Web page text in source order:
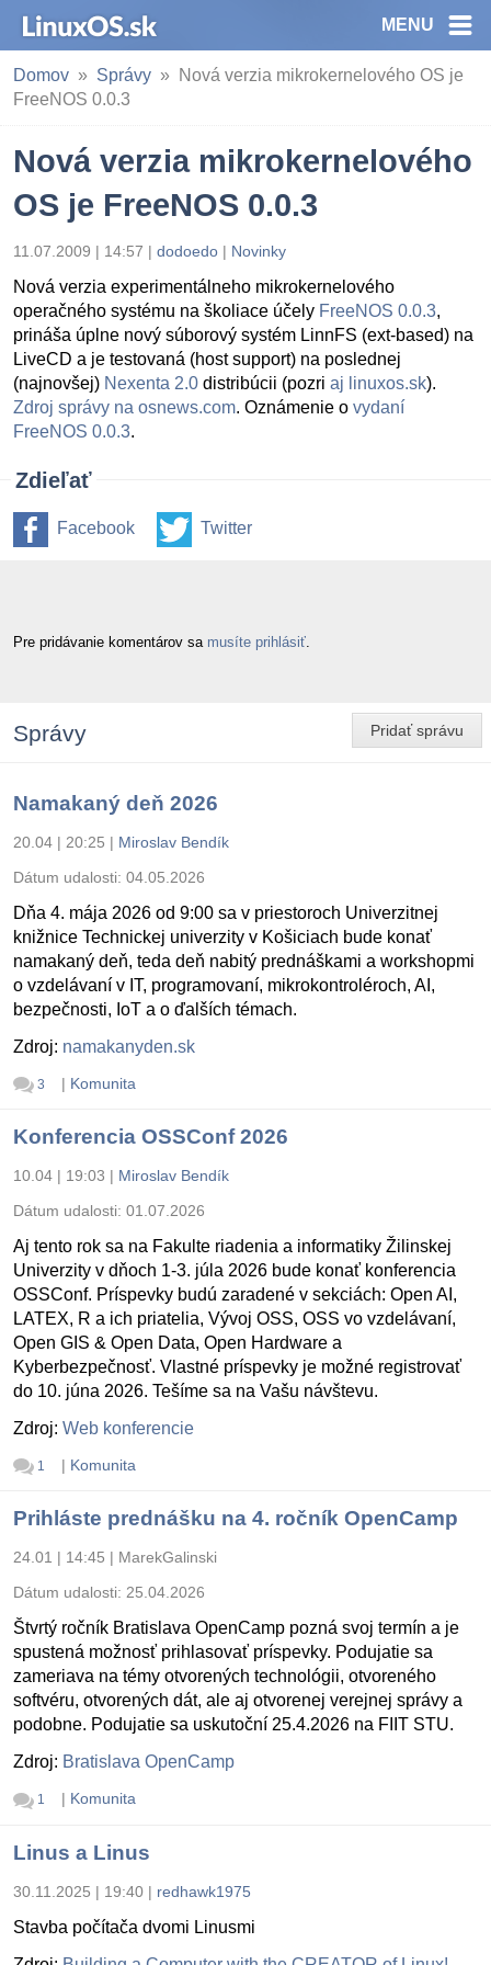
MENU
Domov Správy
Nová verzia mikrokernelového OS je
FreeNOS 0.0.3
Nová verzia mikrokernelového
OS je FreeNOS 0.0.3
11.07.2009 | 14:57 | dodoedo | Novinky
Nová verzia experimentálneho mikrokernelového
operačného systému na školiace účely FreeNOS 0.0.3,
prináša úplne nový súborový systém LinnFS (ext-based) na
LiveCD a je testovaná (host support) na poslednej
(najnovšej) Nexenta 2.0 distribúcii (pozri aj linuxos.sk).
Zdroj správy na osnews.com. Oznámenie o vydaní
FreeNOS 0.0.3.
Zdieľať
Facebook Twitter
Pre pridávanie komentárov sa musíte prihlásiť
Pridať správu
Správy
Namakaný deň 2026
20.04 | 20:25 | Miroslav Bendík
Dátum udalosti: 04.05.2026
Dňa 4. mája 2026 od 9:00 sa v priestoroch Univerzitnej
knižnice Technickej univerzity v Košiciach bude konať
namakaný deň, teda deň nabitý prednáškami a workshopmi
o vzdelávaní v IT, programovaní, mikrokontroléroch, AI,
bezpečnosti, IoT a o ďalších témach.
Zdroj: namakanyden.sk
3 | Komunita
Konferencia OSSConf 2026
10.04 | 19:03 | Miroslav Bendík
Dátum udalosti: 01.07.2026
Aj tento rok sa na Fakulte riadenia a informatiky Žilinskej
Univerzity v dňoch 1-3. júla 2026 bude konať konferencia
OSSConf. Príspevky budú zaradené v sekciách: Open AI,
LATEX, R a ich priatelia, Vývoj OSS, OSS vo vzdelávaní,
Open GIS & Open Data, Open Hardware a
Kyberbezpečnosť. Vlastné príspevky je možné registrovať
do 10. júna 2026. Tešíme sa na Vašu návštevu.
Zdroj: Web konferencie
1 | Komunita
Prihláste prednášku na 4. ročník OpenCamp
24.01 | 14:45 | MarekGalinski
Dátum udalosti: 25.04.2026
Štvrtý ročník Bratislava OpenCamp pozná svoj termín a je
spustená možnosť prihlasovať príspevky. Podujatie sa
zameriava na témy otvorených technológii, otvoreného
softvéru, otvorených dát, ale aj otvorenej verejnej správy a
podobne. Podujatie sa uskutoční 25.4.2026 na FIIT STU.
Zdroj: Bratislava OpenCamp
1 | Komunita
Linus a Linus
30.11.2025 | 19:40 | redhawk1975
Stavba počítača dvomi Linusmi